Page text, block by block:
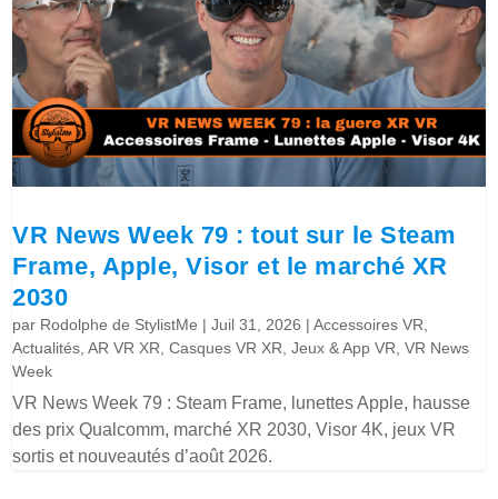
VR News Week 79 : tout sur le Steam
Frame, Apple, Visor et le marché XR
2030
par Rodolphe de StylistMe |Juil 31, 2026 |Accessoires VR
Actualités ,AR VR XR ,Casques VR XR ,Jeux & App VR ,VR News
Week
VR News Week 79 : Steam Frame, lunettes Apple, hausse
des prix Qualcomm, marché XR 2030, Visor 4K, jeux VR
sortis et nouveautés d’août 2026.